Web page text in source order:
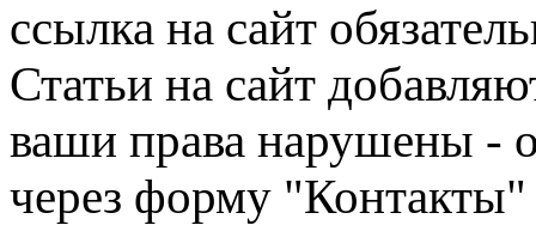
ссылка на сайт
Статьи на сайт
ваши права нарушены -
через форму "Контакты"